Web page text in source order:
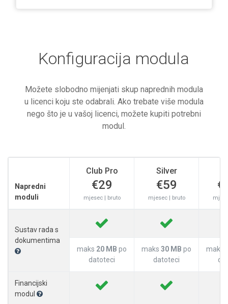
Konfiguracija modula
Možete slobodno mijenjati skup naprednih modula
u licenci koju ste odabrali. Ako trebate više modula
nego što je u vašoj licenci, možete kupiti potrebni
modul.
Napredni
moduli
Club Pro
€29
mjesec | bruto
Silver
€59
mjesec | bruto
Sustav rada s
dokumentima
maks 20 MB po
datoteci
maks 30 MB po
datoteci
maks
Financijski
modul